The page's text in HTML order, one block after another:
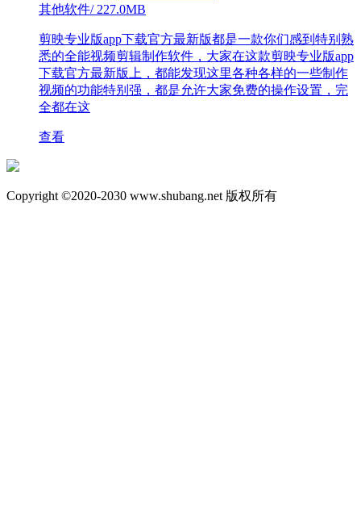
其他软件/227.0MB
剪映专业版app下载官方最新版都是一款你们感到特别熟
悉的全能视频剪辑制作软件，大家在这款剪映专业版app
下载官方最新版上，都能发现这里各种各样的一些制作
视频的功能特别强，都是允许大家免费的操作设置，完
全都在这
查看
Copyright ©2020-2030 www.shubang.net 版权所有